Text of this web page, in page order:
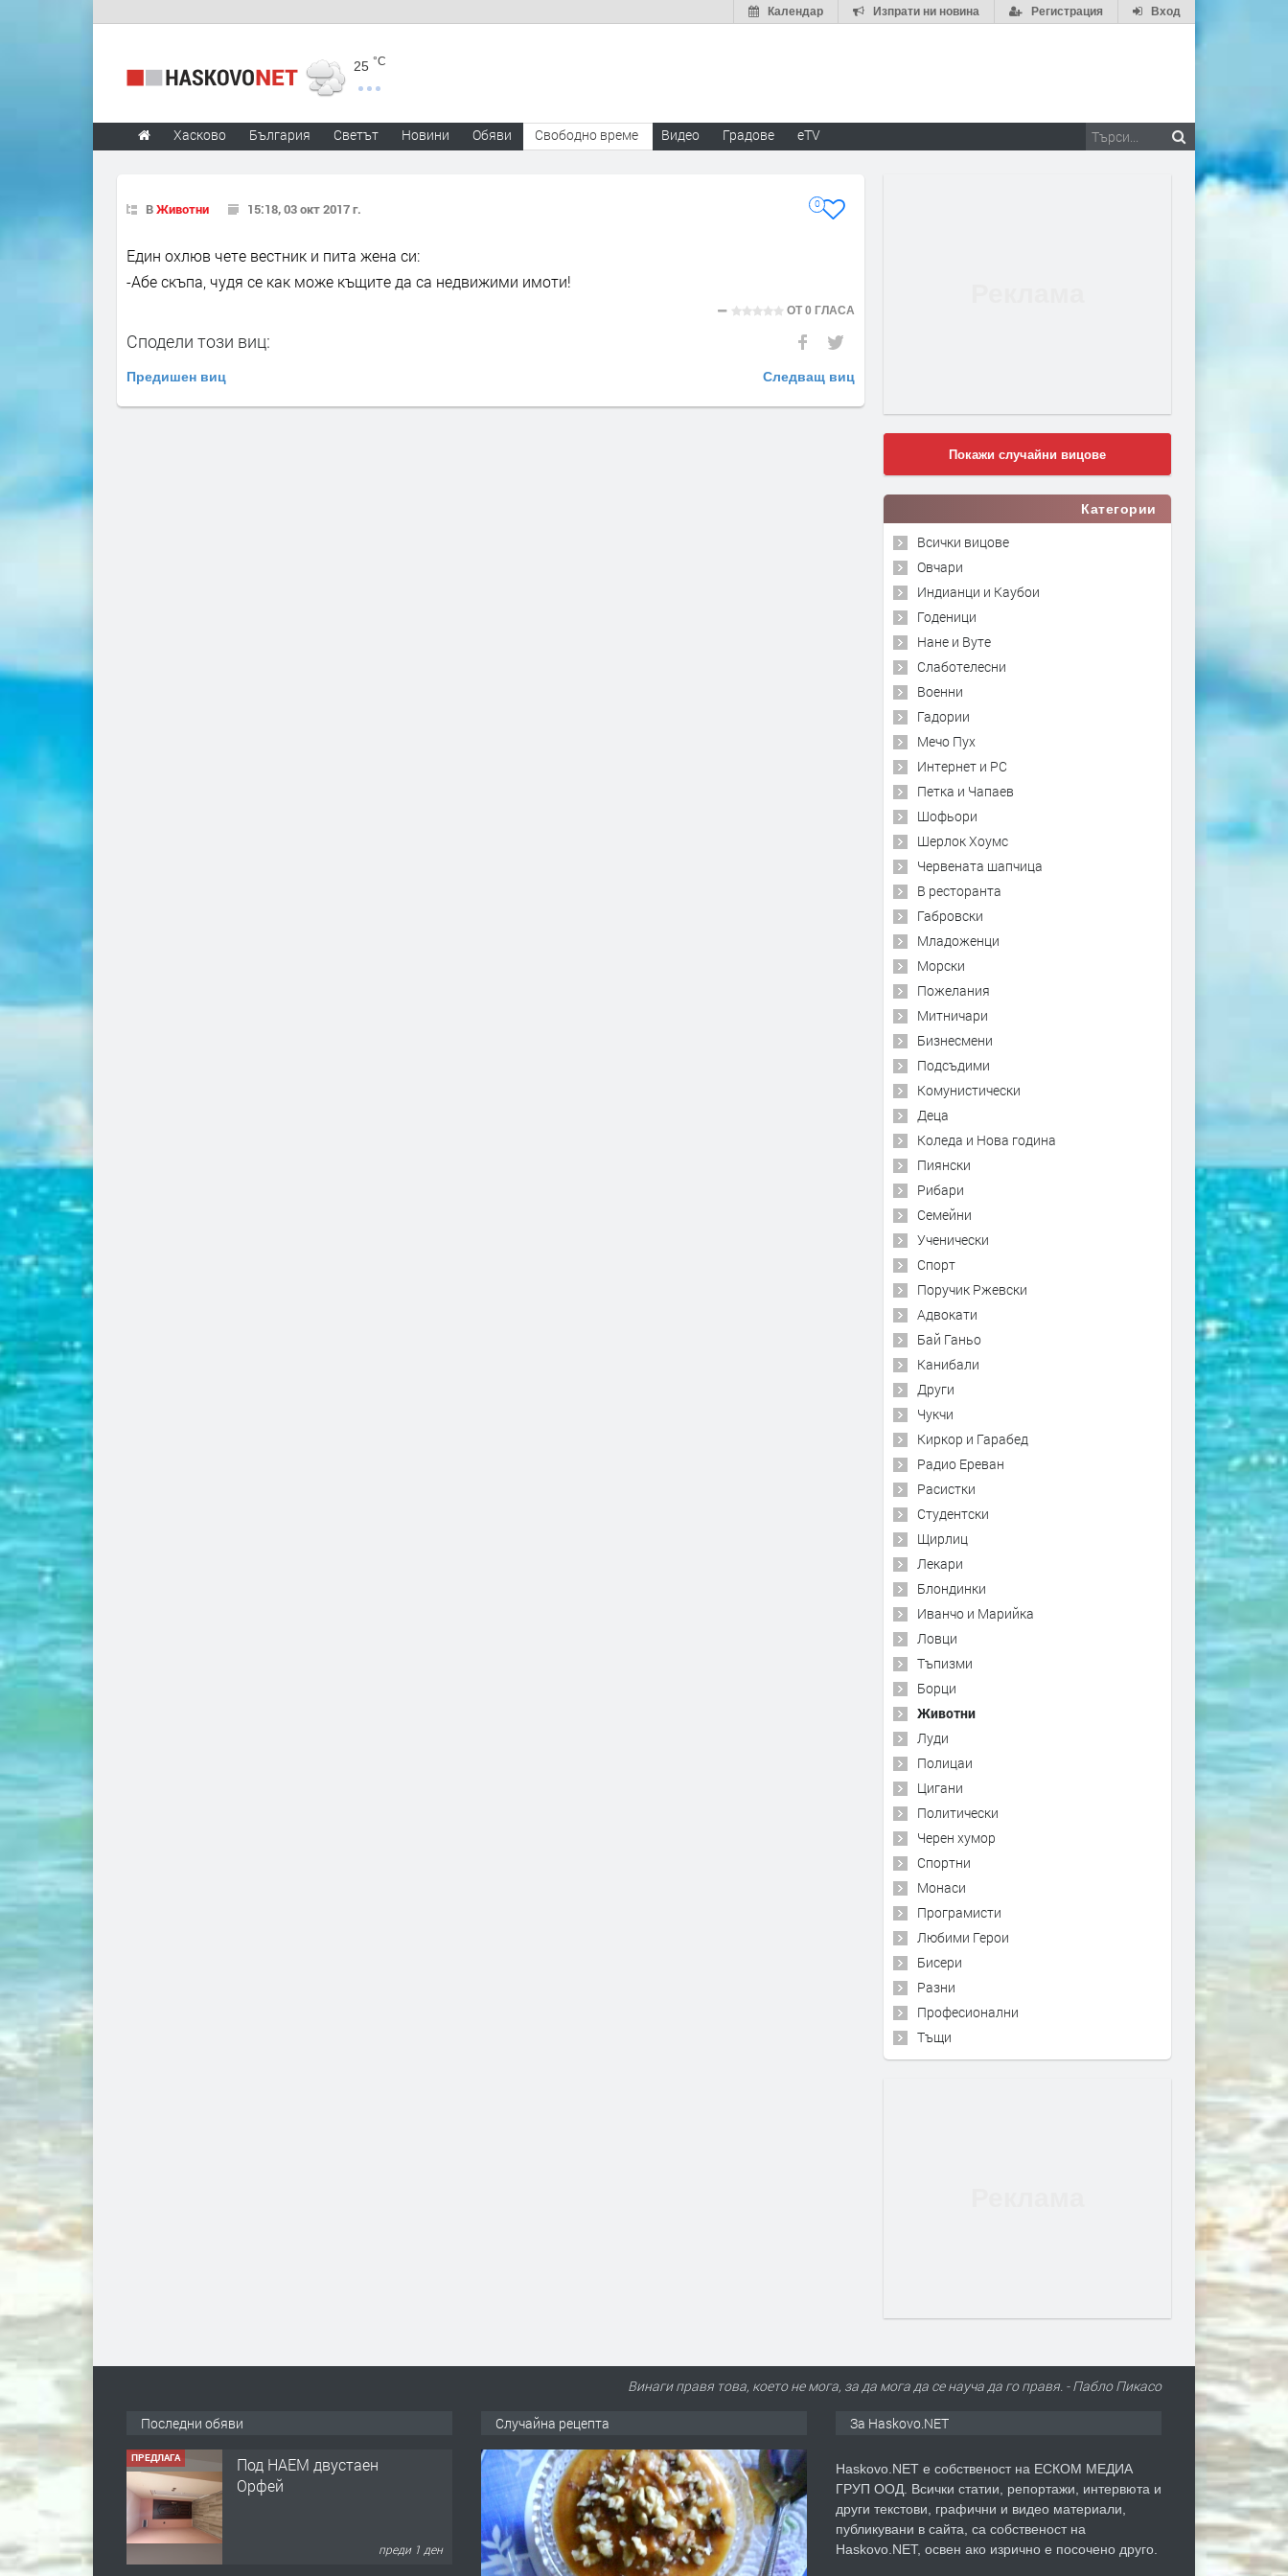
Вход
Регистрация
Изпрати ни новина
Календар
25 °C
Хасково България Светът Новини Обяви Свободно време Видео Градове eTV
ВЖивотни 15:18, 03 окт 2017 г. 0
Един охлюв чете вестник и пита жена си:
-Абе скъпа, чудя се как може къщите да са недвижими имоти!
ОТ0 ГЛАСА
Сподели този виц:
Предишен виц Следващ виц
Покажи случайни вицове
Категории
Всички вицове
Овчари
Индианци и Каубои
Годеници
Нане и Вуте
Слаботелесни
Военни
Гадории
Мечо Пух
Интернет и PC
Петка и Чапаев
Шофьори
Шерлок Хоумс
Червената шапчица
В ресторанта
Габровски
Младоженци
Морски
Пожелания
Митничари
Бизнесмени
Подсъдими
Комунистически
Деца
Коледа и Нова година
Пиянски
Рибари
Семейни
Ученически
Спорт
Поручик Ржевски
Адвокати
Бай Ганьо
Канибали
Други
Чукчи
Киркор и Гарабед
Радио Ереван
Расистки
Студентски
Щирлиц
Лекари
Блондинки
Иванчо и Марийка
Ловци
Тъпизми
Борци
Животни
Луди
Полицаи
Цигани
Политически
Черен хумор
Спортни
Монаси
Програмисти
Любими Герои
Бисери
Разни
Професионални
Тъщи
Винаги правя това, което не мога, за да мога да се науча да го правя. - Пабло Пикасо
Последни обяви
ПРЕДЛАГА
Под НАЕМ двустаен
Орфей
преди 1 ден
Случайна рецепта За Haskovo.NET
Haskovo.NET е собственост на ЕСКОМ МЕДИА
ГРУП ООД. Всички статии, репортажи, интервюта и
други текстови, графични и видео материали,
публикувани в сайта, са собственост на
Haskovo.NET, освен ако изрично е посочено друго.